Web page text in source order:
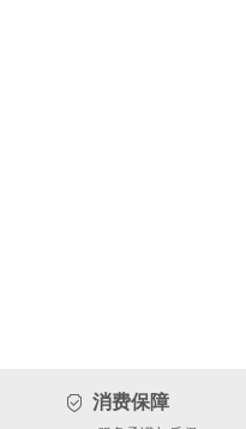
消费保障